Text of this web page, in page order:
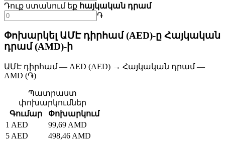
Դուք ստանում եք հայկական դրամ
֏
Փոխարկել ԱՄԷ դիրհամ (AED)-ը Հայկական
դրամ (AMD)-ի
ԱՄԷ դիրհամ — AED (AED) → Հայկական դրամ —
AMD (֏)
Պատրաստ
փոխարկումներ
Գումար
Փոխարկում
1 AED
99,69 AMD
5 AED
498,46 AMD